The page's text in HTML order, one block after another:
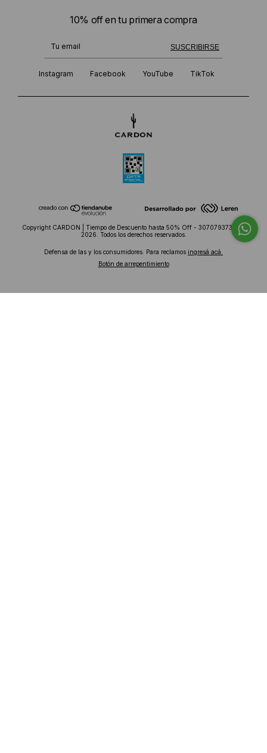
10% off en tu primera compra
SUSCRIBIRSE
¡Te suscribiste exitosamente!
Instagram Facebook YouTube TikTok
Copyright CARDON | Tiempo de Descuento hasta 50% Off - 30707937382 -
2026. Todos los derechos reservados.
Defensa de las y los consumidores. Para reclamos ingresá acá.
Botón de arrepentimiento